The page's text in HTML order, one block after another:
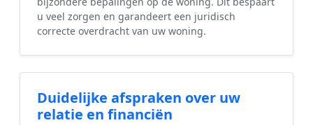
u veel zorgen en garandeert een juridisch
correcte overdracht van uw woning.
Duidelijke afspraken over uw
relatie en financiën